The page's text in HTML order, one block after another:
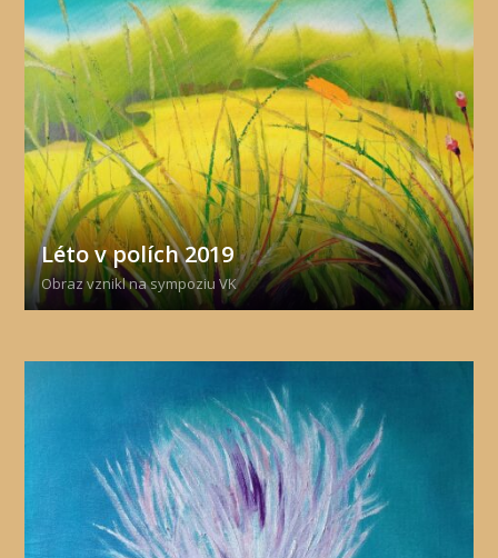
Léto v polích 2019
Obraz vznikl na sympoziu VK